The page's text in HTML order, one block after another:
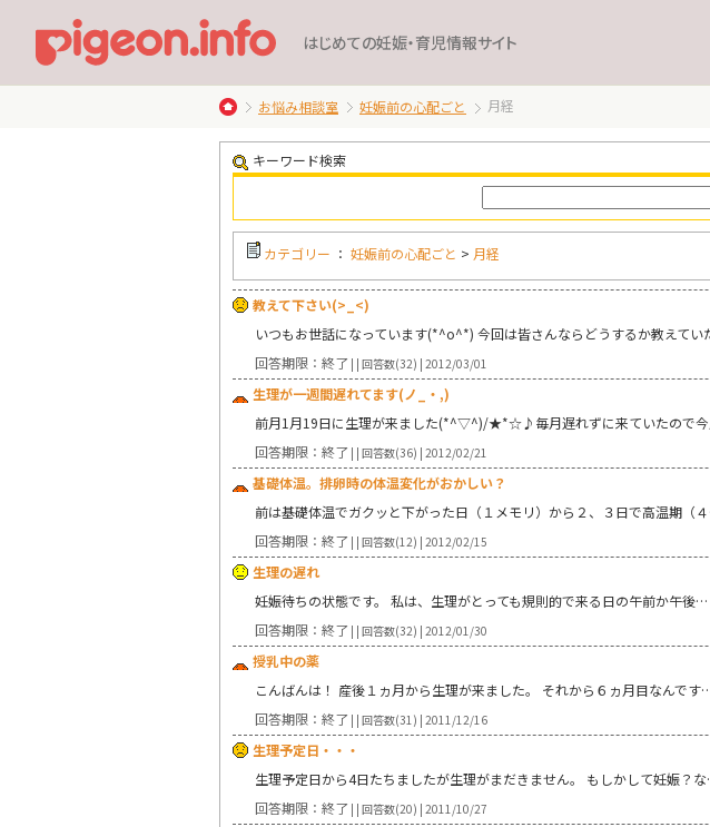
はじめての妊娠・育児情報サイト
お悩み相談室 妊娠前の心配ごと 月経
キーワード検索
カテゴリー ： 妊娠前の心配ごと > 月経
教えて下さい(>_<)
いつもお世話になっています(*^o^*) 今回は皆さんならどうするか教えてい
回答期限：終了 | | 回答数(32) | 2012/03/01
生理が一週間遅れてます(ノ_・,)
前月1月19日に生理が来ました(*^▽^)/★*☆♪毎月遅れずに来ていたので
回答期限：終了 | | 回答数(36) | 2012/02/21
基礎体温。排卵時の体温変化がおかしい？
前は基礎体温でガクッと下がった日（１メモリ）から２、３日で高温期（
回答期限：終了 | | 回答数(12) | 2012/02/15
生理の遅れ
妊娠待ちの状態です。 私は、生理がとっても規則的で来る日の午前か午後…
回答期限：終了 | | 回答数(32) | 2012/01/30
授乳中の薬
こんばんは！ 産後１ヵ月から生理が来ました。 それから６ヵ月目なんです
回答期限：終了 | | 回答数(31) | 2011/12/16
生理予定日・・・
生理予定日から4日たちましたが生理がまだきません。 もしかして妊娠？
回答期限：終了 | | 回答数(20) | 2011/10/27